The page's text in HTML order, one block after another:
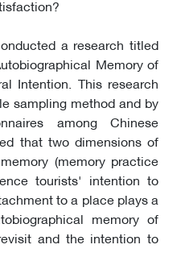
a research titled
Memory of
Intention. This research
sampling method and by
among Chinese
that two dimensions of
(memory practice
tourists' intention to
to a place plays a
memory of
and the intention to